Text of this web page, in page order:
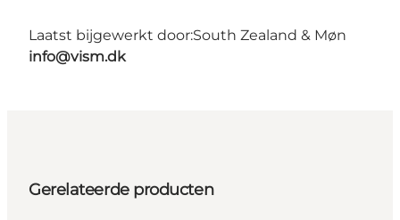
Laatst bijgewerkt door:South Zealand & Møn
info@vism.dk
Gerelateerde producten